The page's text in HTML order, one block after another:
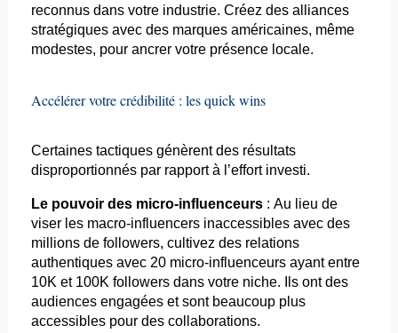
reconnus dans votre industrie. Créez des alliances
stratégiques avec des marques américaines, même
modestes, pour ancrer votre présence locale.
Accélérer votre crédibilité : les quickwins
Certaines tactiques génèrent des résultats
disproportionnés par rapport à l’effort investi.
Le pouvoir des micro-influenceurs: Au lieu de
viser les macro-influencersinaccessibles avec des
millions de followers, cultivez des relations
authentiques avec 20 micro-influenceurs ayant entre
10K et 100K followers dans votre niche. Ils ont des
audiences engagées et sont beaucoup plus
accessibles pour des collaborations.